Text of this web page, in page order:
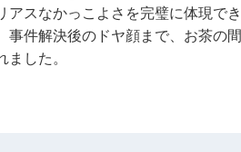
スなかっこよさを完璧に体現でき
事件解決後のドヤ顔まで、お茶の間
した。